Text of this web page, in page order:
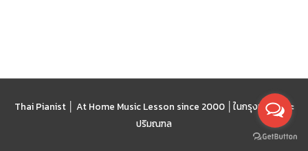
Thai Pianist │ At Home Music Lesson since 2000 │ ในกรุงเทพฯ และ
ปริมณฑล